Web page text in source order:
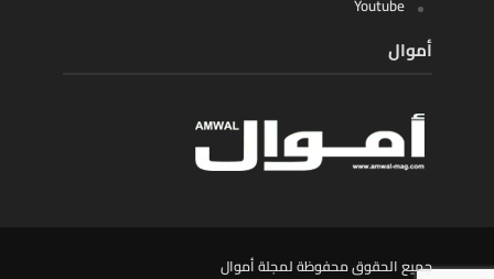
أموال
جميع الحقوق محفوظة لمجلة أموال